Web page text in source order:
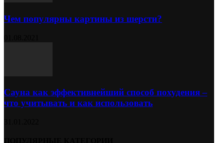
Чем популярны картины из шерсти?
Сауна как эффективнейший способ похудения –
что учитывать и как использовать